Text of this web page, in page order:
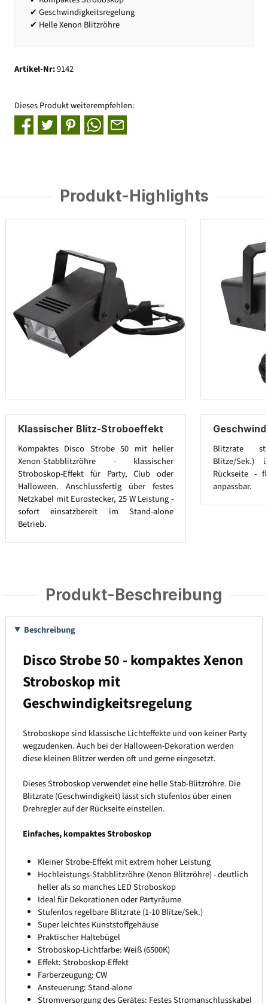
✔ Geschwindigkeitsregelung
✔ Helle Xenon Blitzröhre
Artikel-Nr:9142
Dieses Produkt weiterempfehlen:
Produkt-Highlights
Klassischer Blitz-Stroboeffekt
Kompaktes Disco Strobe 50 mit heller
Xenon-Stabblitzröhre - klassischer
Stroboskop-Effekt für Party, Club oder
Halloween. Anschlussfertig über festes
Netzkabel mit Eurostecker, 25 W Leistung -
sofort einsatzbereit im Stand-alone
Betrieb.
Blitzrate
Blitze/Sek.)
Rückseite -
anpassbar.
Produkt-Beschreibung
Beschreibung
Disco Strobe 50 - kompaktes Xenon
Stroboskop mit
Geschwindigkeitsregelung
Stroboskope sind klassische Lichteffekte und von keiner Party
wegzudenken. Auch bei der Halloween-Dekoration werden
diese kleinen Blitzer werden oft und gerne eingesetzt.
Dieses Stroboskop verwendet eine helle Stab-Blitzröhre. Die
Blitzrate (Geschwindigkeit) lässt sich stufenlos über einen
Drehregler auf der Rückseite einstellen.
Einfaches, kompaktes Stroboskop
Kleiner Strobe-Effekt mit extrem hoher Leistung
Hochleistungs-Stabblitzröhre (Xenon Blitzröhre) - deutlich
heller als so manches LED Stroboskop
Ideal für Dekorationen oder Partyräume
Stufenlos regelbare Blitzrate (1-10 Blitze/Sek.)
Super leichtes Kunststoffgehäuse
Praktischer Haltebügel
Stroboskop-Lichtfarbe: Weiß (6500K)
Effekt: Stroboskop-Effekt
Farberzeugung: CW
Ansteuerung: Stand-alone
Stromversorgung des Gerätes: Festes Stromanschlusskabel